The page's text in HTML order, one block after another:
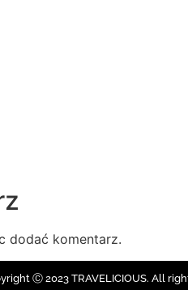
dodać komentarz.
Ⓒ 2023 TRAVELICIOUS. All